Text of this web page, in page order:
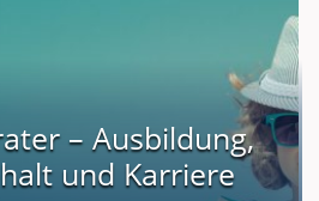
– Ausbildung,
und Karriere